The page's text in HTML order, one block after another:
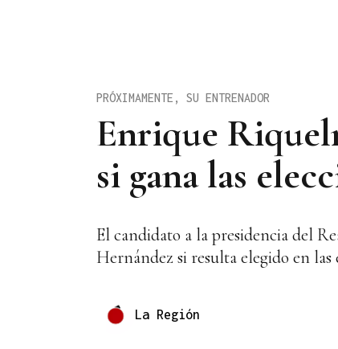
Enrique
si gana las
PRÓXIMAMENTE, SU ENTRENADOR
El candidato a la presidencia del
Hernández si resulta elegido en
La Región